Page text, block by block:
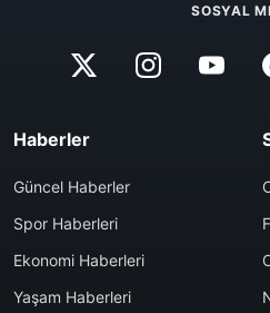
SOSYAL
Haberler
Güncel Haberler
Spor Haberleri
Ekonomi Haberleri
Yaşam Haberleri